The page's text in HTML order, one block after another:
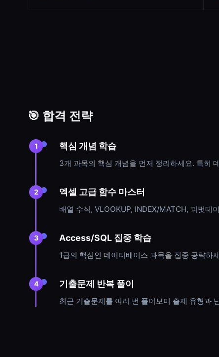
🎯 합격 전략
1 핵심 개념 학습
3개 과목의 핵심 개념을 먼저 정리하세요. 특히
2 엑셀 고급 함수 마스터
배열 수식, VLOOKUP, INDEX/MATCH, 피벗테
3 Access/SQL 집중 학습
1급의 핵심인 데이터베이스 과목을 집중 공략
4 기출문제 반복 풀이
최근 기출문제를 여러 번 풀어보며 출제 유형과